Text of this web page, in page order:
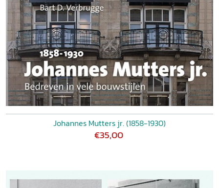
Johannes Mutters jr. (1858-1930)
€35,00